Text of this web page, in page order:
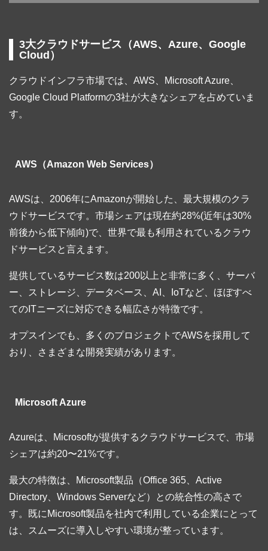
3大クラウドサービス（AWS、Azure、Google
Cloud）
クラウドインフラ市場では、AWS、Microsoft Azure、
Google Cloud Platformの3社が大きなシェアを占めていま
す。
AWS（Amazon Web Services）
AWSは、2006年にAmazonが開始した、最大規模のクラ
ウドサービスです。市場シェアは現在約28%(近年は30%
前後から低下傾向)で、世界で最も利用されているクラウ
ドサービスと言えます。
提供しているサービス数は200以上と非常に多く、サーバ
ー、ストレージ、データベース、AI、IoTなど、ほぼすべ
てのITニーズに対応できる幅広さが特徴です。
オプスインでも、多くのプロジェクトでAWSを採用して
おり、さまざまな開発実績があります。
Microsoft Azure
Azureは、Microsoftが提供するクラウドサービスで、市場
シェアは約20〜21%です。
最大の特徴は、Microsoft製品（Office 365、Active
Directory、Windows Serverなど）との統合性の高さで
す。既にMicrosoft製品を社内で利用している企業にとって
は、スムーズに導入しやすい環境が整っています。